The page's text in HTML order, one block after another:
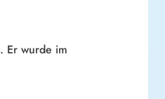
Er wurde im